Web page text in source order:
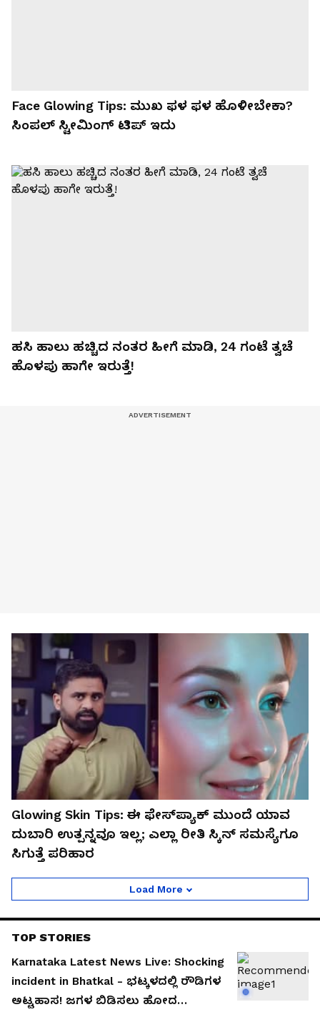
Face Glowing Tips: ಮುಖ ಫಳ ಫಳ ಹೊಳೀಬೇಕಾ?
ಸಿಂಪಲ್ ಸ್ಟೀಮಿಂಗ್ ಟಿಪ್ ಇದು
ಹಸಿ ಹಾಲು ಹಚ್ಚಿದ ನಂತರ ಹೀಗೆ ಮಾಡಿ, 24 ಗಂಟೆ ತ್ವಚೆ
ಹೊಳಪು ಹಾಗೇ ಇರುತ್ತೆ!
Glowing Skin Tips: ಈ ಫೇಸ್‌ಪ್ಯಾಕ್ ಮುಂದೆ ಯಾವ
ದುಬಾರಿ ಉತ್ಪನ್ನವೂ ಇಲ್ಲ; ಎಲ್ಲಾ ರೀತಿ ಸ್ಕಿನ್ ಸಮಸ್ಯೆಗೂ
ಸಿಗುತ್ತೆ ಪರಿಹಾರ
Load More
TOP STORIES
Karnataka Latest News Live: Shocking
incident in Bhatkal - ಭಟ್ಕಳದಲ್ಲಿ ರೌಡಿಗಳ
ಅಟ್ಟಹಾಸ! ಜಗಳ ಬಿಡಿಸಲು ಹೋದ